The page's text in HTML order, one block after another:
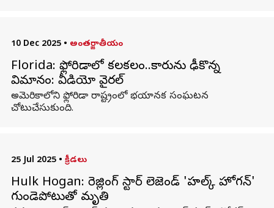
10 Dec 2025 • అంతర్జాతీయం
Florida: ఫ్లోరిడాలో కలకలం..కారును ఢీకొన్న
విమానం: వీడియో వైరల్
అమెరికాలోని ఫ్లోరిడా రాష్ట్రంలో భయానక సంఘటన
చోటుచేసుకుంది.
25 Jul 2025 • క్రీడలు
Hulk Hogan: రెజ్లింగ్ స్టార్ లెజెండ్ 'హల్క్ హోగన్'
గుండెపోటుతో మృతి